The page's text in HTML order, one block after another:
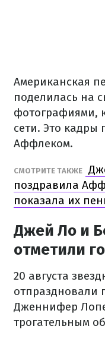
Американская
поделилась на
фотографиями,
сети. Это кадры
Аффлеком.
СМОТРИТЕ ТАКЖЕ
поздравила
показала их
Джей Ло и
отметили
20 августа
отпраздновали
Дженнифер
трогательным